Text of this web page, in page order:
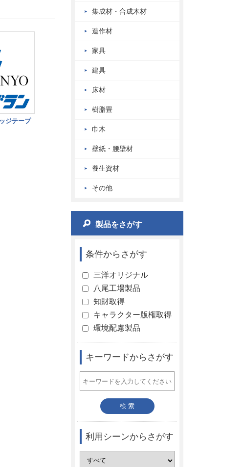
ジテープ
集成材・合成木材
造作材
家具
建具
床材
樹脂畳
巾木
壁紙・腰壁材
養生資材
その他
製品をさがす
条件からさがす
三洋オリジナル
八尾工場製品
知財取得
キャラクター版権取得
環境配慮製品
キーワードからさがす
利用シーンからさがす